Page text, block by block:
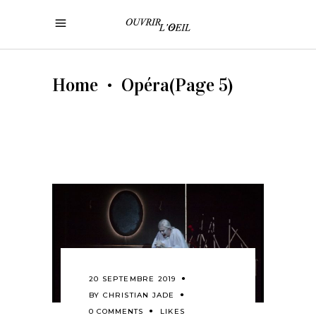
Home • Opéra(Page 5)
20 SEPTEMBRE 2019
BY CHRISTIAN JADE
0 COMMENTS
LIKES